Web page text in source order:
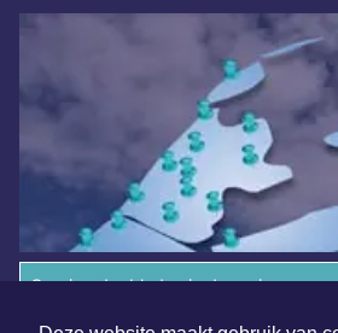
Overige dagbladen in de regio